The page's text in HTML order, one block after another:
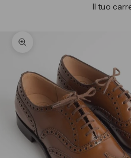
Il tuo
Ingrandisci immagine